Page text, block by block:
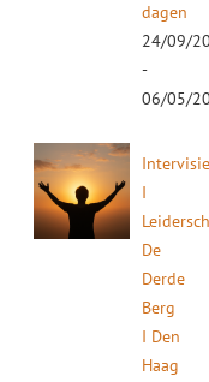
dagen
24/09/
-
06/05/
I
De
Derde
Berg
I Den
Haag